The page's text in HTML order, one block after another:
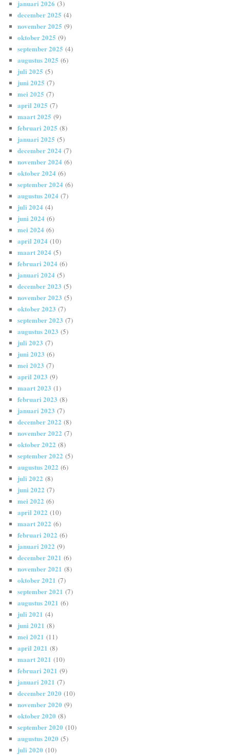
januari 2026 (3)
december 2025 (4)
november 2025 (9)
oktober 2025 (9)
september 2025 (4)
augustus 2025 (6)
juli 2025 (5)
juni 2025 (7)
mei 2025 (7)
april 2025 (7)
maart 2025 (9)
februari 2025 (8)
januari 2025 (5)
december 2024 (7)
november 2024 (6)
oktober 2024 (6)
september 2024 (6)
augustus 2024 (7)
juli 2024 (4)
juni 2024 (6)
mei 2024 (6)
april 2024 (10)
maart 2024 (5)
februari 2024 (6)
januari 2024 (5)
december 2023 (5)
november 2023 (5)
oktober 2023 (7)
september 2023 (7)
augustus 2023 (5)
juli 2023 (7)
juni 2023 (6)
mei 2023 (7)
april 2023 (9)
maart 2023 (1)
februari 2023 (8)
januari 2023 (7)
december 2022 (8)
november 2022 (7)
oktober 2022 (8)
september 2022 (5)
augustus 2022 (6)
juli 2022 (8)
juni 2022 (7)
mei 2022 (6)
april 2022 (10)
maart 2022 (6)
februari 2022 (6)
januari 2022 (9)
december 2021 (6)
november 2021 (8)
oktober 2021 (7)
september 2021 (7)
augustus 2021 (6)
juli 2021 (4)
juni 2021 (8)
mei 2021 (11)
april 2021 (8)
maart 2021 (10)
februari 2021 (9)
januari 2021 (7)
december 2020 (10)
november 2020 (9)
oktober 2020 (8)
september 2020 (10)
augustus 2020 (5)
juli 2020 (10)